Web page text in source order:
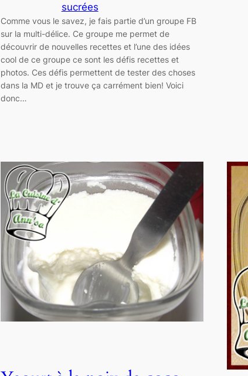
sucrées
Comme vous le savez, je fais partie d’un groupe FB
sur la multi-délice. Ce groupe me permet de
découvrir de nouvelles recettes et l’une des idées
cool de ce groupe ce sont les défis recettes et
photos. Ces défis permettent de tester des choses
dans la MD et je trouve ça carrément bien! Voici
donc…